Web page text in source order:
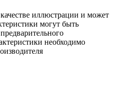
иллюстрации и может
могут быть
необходимо